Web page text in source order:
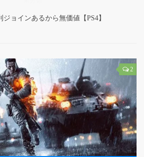
ジョインあるから無価値【PS4】
2